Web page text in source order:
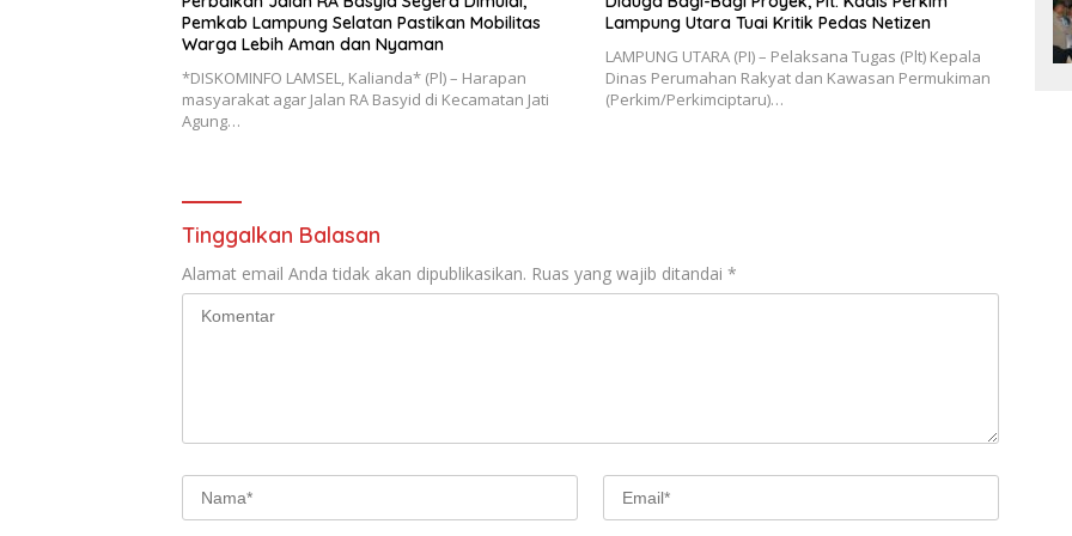
Pemkab Lampung Selatan Pastikan Mobilitas
Warga Lebih Aman dan Nyaman
*DISKOMINFO LAMSEL, Kalianda* (Pl) – Harapan
masyarakat agar Jalan RA Basyid di Kecamatan Jati
Agung…
Lampung Utara Tuai Kritik Pedas Netizen
LAMPUNG UTARA (PI) – Pelaksana Tugas (Plt) Kepala
Dinas Perumahan Rakyat dan Kawasan Permukiman
(Perkim/Perkimciptaru)…
Tinggalkan Balasan
Alamat email Anda tidak akan dipublikasikan. Ruas yang wajib ditandai *